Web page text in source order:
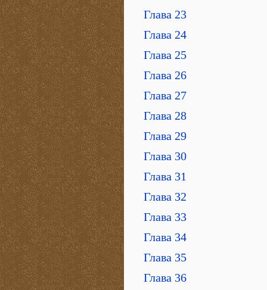
Глава 23
Глава 24
Глава 25
Глава 26
Глава 27
Глава 28
Глава 29
Глава 30
Глава 31
Глава 32
Глава 33
Глава 34
Глава 35
Глава 36